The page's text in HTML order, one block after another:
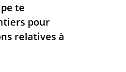
te
pour
relatives à